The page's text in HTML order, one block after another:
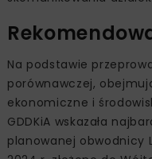
Na podstawie
porównawczej,
ekonomiczne i
GDDKiA wskazała
planowanej obwodnicy